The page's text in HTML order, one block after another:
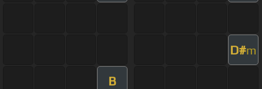
D#m
B